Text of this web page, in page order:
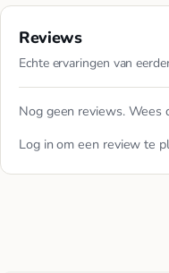
Reviews
Echte ervaringen van
Nog geen reviews. Wees
Log in om een review te